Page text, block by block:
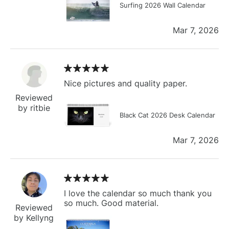
Surfing 2026 Wall Calendar
Mar 7, 2026
Reviewed
by ritbie
Nice pictures and quality paper.
Black Cat 2026 Desk Calendar
Mar 7, 2026
Reviewed
by Kellyng
I love the calendar so much thank you
so much. Good material.